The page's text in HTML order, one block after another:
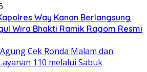
Way Kanan Berlangsung
Wira Bhakti Ramik Ragom Resmi